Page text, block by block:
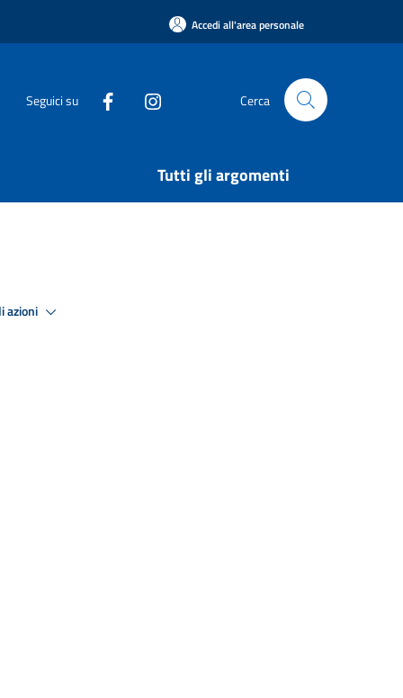
Accedi all'area personale
Seguici su Cerca
Tutti gli argomenti
azioni